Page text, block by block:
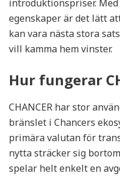
introduktionspriser.
egenskaper är det lätt
kan vara nästa stora
vill kamma hem vinster.
Hur fungerar
CHANCER har stor
bränslet i Chancers
primära valutan för
nytta sträcker sig
spelar helt enkelt en